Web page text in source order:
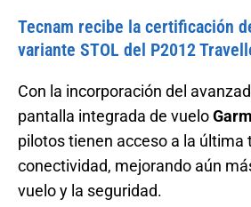
Tecnam recibe la certificación
variante STOL del P2012
Con la incorporación del
pantalla integrada de vuelo
pilotos tienen acceso a la última
conectividad, mejorando aún
vuelo y la seguridad.